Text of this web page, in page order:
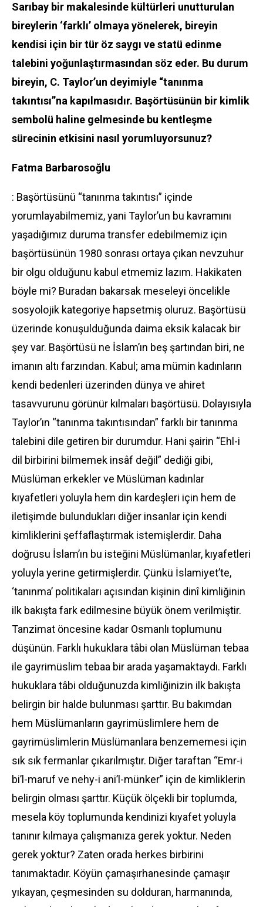
Sarıbay bir makalesinde kültürleri unutturulan
bireylerin ‘farklı’ olmaya yönelerek, bireyin
kendisi için bir tür öz saygı ve statü edinme
talebini yoğunlaştırmasından söz eder. Bu durum
bireyin, C. Taylor’un deyimiyle “tanınma
takıntısı”na kapılmasıdır. Başörtüsünün bir kimlik
sembolü haline gelmesinde bu kentleşme
sürecinin etkisini nasıl yorumluyorsunuz?
Fatma Barbarosoğlu
: Başörtüsünü “tanınma takıntısı” içinde
yorumlayabilmemiz, yani Taylor’un bu kavramını
yaşadığımız duruma transfer edebilmemiz için
başörtüsünün 1980 sonrası ortaya çıkan nevzuhur
bir olgu olduğunu kabul etmemiz lazım. Hakikaten
böyle mi? Buradan bakarsak meseleyi öncelikle
sosyolojik kategoriye hapsetmiş oluruz. Başörtüsü
üzerinde konuşulduğunda daima eksik kalacak bir
şey var. Başörtüsü ne İslam’ın beş şartından biri, ne
imanın altı farzından. Kabul; ama mümin kadınların
kendi bedenleri üzerinden dünya ve ahiret
tasavvurunu görünür kılmaları başörtüsü. Dolayısıyla
Taylor’ın “tanınma takıntısından” farklı bir tanınma
talebini dile getiren bir durumdur. Hani şairin “Ehl-i
dil birbirini bilmemek insâf değil” dediği gibi,
Müslüman erkekler ve Müslüman kadınlar
kıyafetleri yoluyla hem din kardeşleri için hem de
iletişimde bulundukları diğer insanlar için kendi
kimliklerini şeffaflaştırmak istemişlerdir. Daha
doğrusu İslam’ın bu isteğini Müslümanlar, kıyafetleri
yoluyla yerine getirmişlerdir. Çünkü İslamiyet’te,
‘tanınma’ politikaları açısından kişinin dinî kimliğinin
ilk bakışta fark edilmesine büyük önem verilmiştir.
Tanzimat öncesine kadar Osmanlı toplumunu
düşünün. Farklı hukuklara tâbi olan Müslüman tebaa
ile gayrimüslim tebaa bir arada yaşamaktaydı. Farklı
hukuklara tâbi olduğunuzda kimliğinizin ilk bakışta
belirgin bir halde bulunması şarttır. Bu bakımdan
hem Müslümanların gayrimüslimlere hem de
gayrimüslimlerin Müslümanlara benzememesi için
sık sık fermanlar çıkarılmıştır. Diğer taraftan “Emr-i
bi’l-maruf ve nehy-i ani’l-münker” için de kimliklerin
belirgin olması şarttır. Küçük ölçekli bir toplumda,
mesela köy toplumunda kendinizi kıyafet yoluyla
tanınır kılmaya çalışmanıza gerek yoktur. Neden
gerek yoktur? Zaten orada herkes birbirini
tanımaktadır. Köyün çamaşırhanesinde çamaşır
yıkayan, çeşmesinden su dolduran, harmanında,